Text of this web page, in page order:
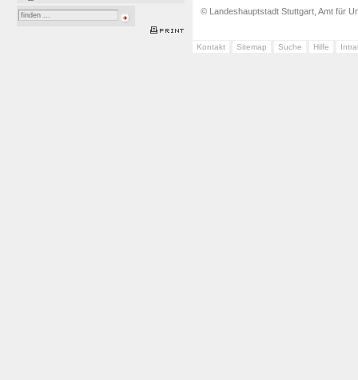
© Landeshauptstadt Stuttgart, Amt für
Kontakt Sitemap Suche Hilfe